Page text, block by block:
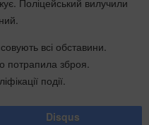
Поліцейський вилучили
всі обставини.
потрапила зброя.
події.
Disqus